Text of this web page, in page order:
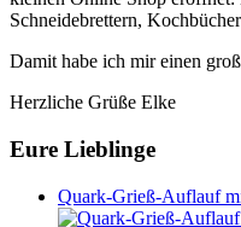
Schneidebrettern,
Damit habe ich mir einen
Herzliche Grüße Elke
Eure Lieblinge
Quark-Grieß-Auflauf